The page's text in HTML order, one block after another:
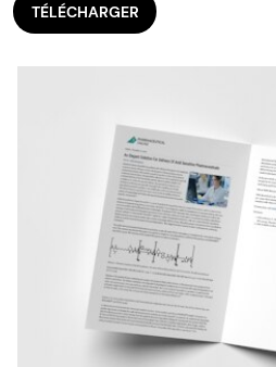
TÉLÉCHARGER